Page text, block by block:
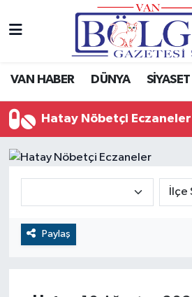
VAN HABER DÜNYA SİYASET
Hatay Nöbetçi Eczaneler
Paylaş
Van Haber
Gündem
Spor
Eğitim
Hava Durumu
Puan Durumu ve Fikstür
Tüm Manşetler
Son Dakika Haberleri
Haber Arşivi